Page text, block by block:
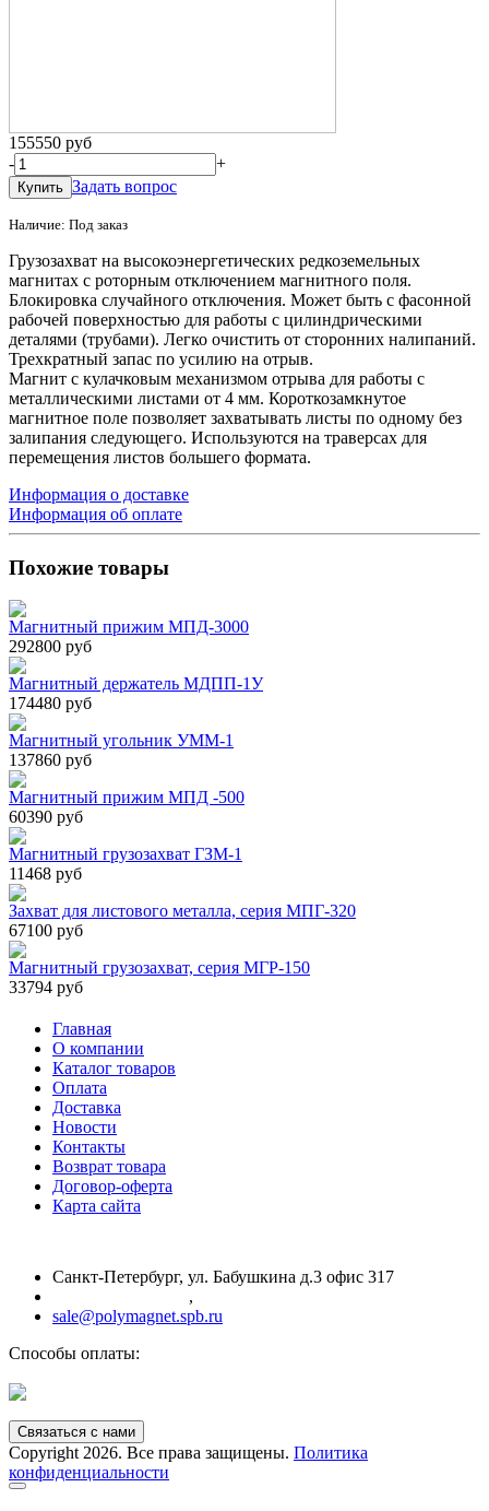
155550 руб
-
+
Задать вопрос
Наличие: Под заказ
Грузозахват на высокоэнергетических редкоземельных
магнитах с роторным отключением магнитного поля.
Блокировка случайного отключения. Может быть с фасонной
рабочей поверхностью для работы с цилиндрическими
деталями (трубами). Легко очистить от сторонних налипаний.
Трехкратный запас по усилию на отрыв.
Магнит с кулачковым механизмом отрыва для работы с
металлическими листами от 4 мм. Короткозамкнутое
магнитное поле позволяет захватывать листы по одному без
залипания следующего. Используются на траверсах для
перемещения листов большего формата.
Информация о доставке
Информация об оплате
Похожие товары
Магнитный прижим МПД-3000
292800 руб
Магнитный держатель МДПП-1У
174480 руб
Магнитный угольник УММ-1
137860 руб
Магнитный прижим МПД -500
60390 руб
Магнитный грузозахват ГЗМ-1
11468 руб
Захват для листового металла, серия МПГ-320
67100 руб
Магнитный грузозахват, серия МГР-150
33794 руб
Главная
О компании
Каталог товаров
Оплата
Доставка
Новости
Контакты
Возврат товара
Договор-оферта
Карта сайта
Санкт-Петербург, ул. Бабушкина д.3 офис 317
,
sale@polymagnet.spb.ru
Способы оплаты:
Связаться с нами
Copyright 2026. Все права защищены. Политика
конфиденциальности